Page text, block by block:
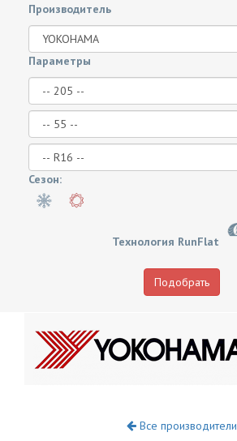
Производитель
Параметры
Сезон:
Технология RunFlat
Подобрать
Все производители